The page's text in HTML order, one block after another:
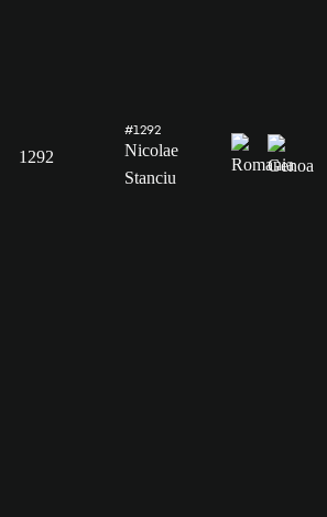
1292
#1292
Nicolae
Stanciu